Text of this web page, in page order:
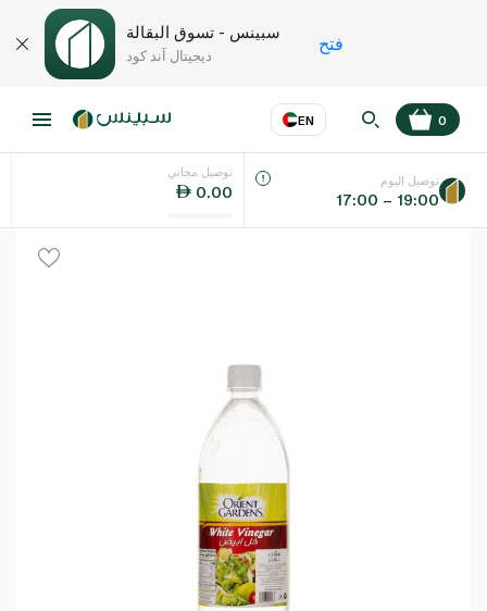
سبينس - تسوق البقالة
ديجيتال آند كود
فتح
EN
اللغة عر
0
توصيل مجاني
0.00
توصيل اليوم
17:00 – 19:00